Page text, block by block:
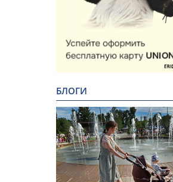
БЛОГИ